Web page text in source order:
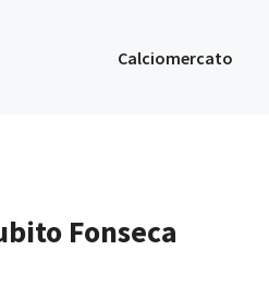
Calciomercato
Fonseca